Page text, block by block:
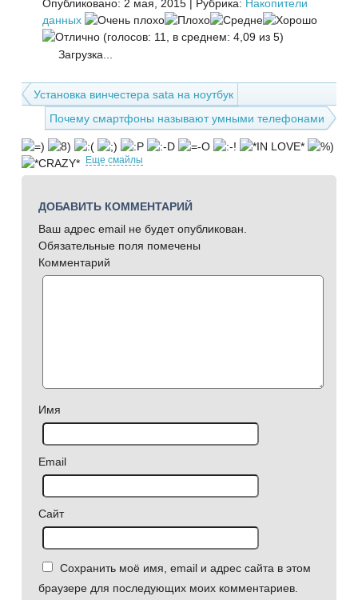
Опубликовано: 2 мая, 2015 | Рубрика: Накопители
данных
(голосов: 11, в среднем: 4,09 из 5)
Загрузка...
Установка винчестера sata на ноутбук
Почему смартфоны называют умными телефонами
Еще смайлы
ДОБАВИТЬ КОММЕНТАРИЙ
Ваш адрес email не будет опубликован.
Обязательные поля помечены
Комментарий
Имя
Email
Сайт
Сохранить моё имя, email и адрес сайта в этом
браузере для последующих моих комментариев.